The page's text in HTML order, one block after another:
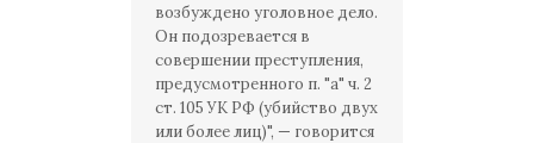
возбуждено уголовное дело.
Он подозревается в
совершении преступления,
предусмотренного п. "а" ч. 2
ст. 105 УК РФ (убийство двух
или более лиц)", — говорится